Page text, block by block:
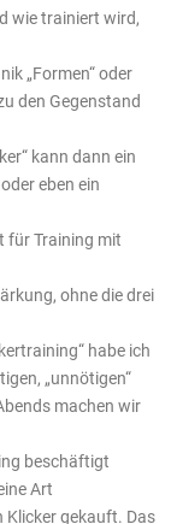
wie trainiert wird,
„Formen“ oder
den Gegenstand
kann dann ein
eben ein
für Training mit
ohne die drei
habe ich
„unnötigen“
machen wir
beschäftigt
Art
Klicker gekauft. Das